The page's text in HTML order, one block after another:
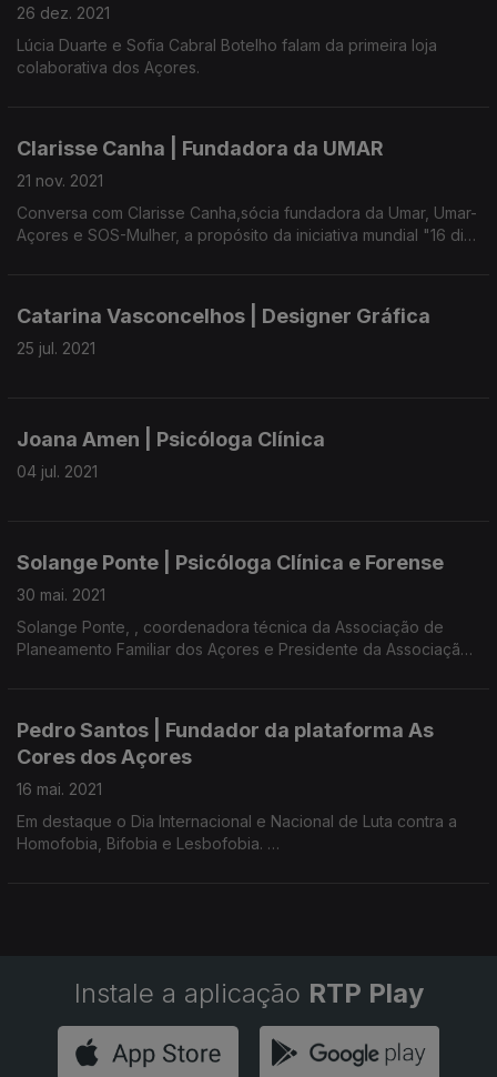
26 dez. 2021
Lúcia Duarte e Sofia Cabral Botelho falam da primeira loja
colaborativa dos Açores.
Clarisse Canha | Fundadora da UMAR
21 nov. 2021
Conversa com Clarisse Canha,sócia fundadora da Umar, Umar-
Açores e SOS-Mulher, a propósito da iniciativa mundial "16 dias
Catarina Vasconcelhos | Designer Gráfica
25 jul. 2021
Joana Amen | Psicóloga Clínica
04 jul. 2021
Solange Ponte | Psicóloga Clínica e Forense
30 mai. 2021
Solange Ponte, , coordenadora técnica da Associação de
Planeamento Familiar dos Açores e Presidente da Associação
Pedro Santos | Fundador da plataforma As
Cores dos Açores
16 mai. 2021
Em destaque o Dia Internacional e Nacional de Luta contra a
Homofobia, Bifobia e Lesbofobia.
Instale a aplicação RTP Play